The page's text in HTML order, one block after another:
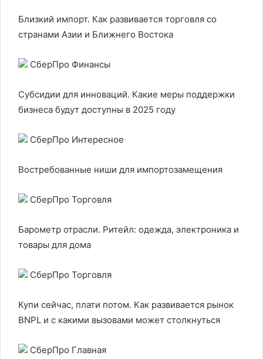
Близкий импорт. Как развивается торговля со
странами Азии и Ближнего Востока
СберПро Финансы
Субсидии для инноваций. Какие меры поддержки
бизнеса будут доступны в 2025 году
СберПро Интересное
Востребованные ниши для импортозамещения
СберПро Торговля
Барометр отрасли. Ритейл: одежда, электроника и
товары для дома
СберПро Торговля
Купи сейчас, плати потом. Как развивается рынок
BNPL и с какими вызовами может столкнуться
СберПро Главная